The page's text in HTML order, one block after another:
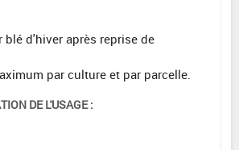
blé d'hiver après reprise de
par culture et par parcelle.
DE L'USAGE :